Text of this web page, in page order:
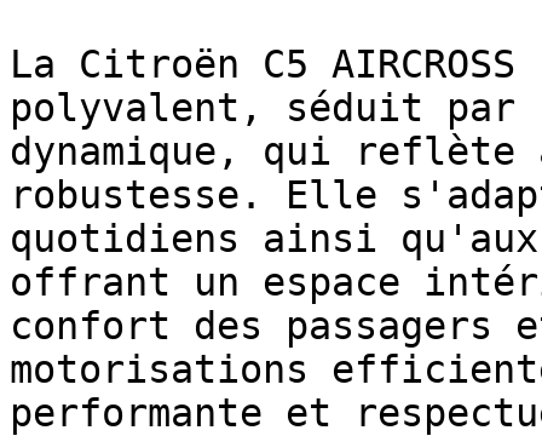
La Citroën C5
polyvalent, séduit par
dynamique, qui
robustesse. Elle
quotidiens ainsi qu'aux
offrant un espace
confort des passagers
motorisations
performante et